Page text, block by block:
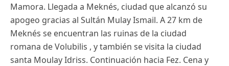
Mamora. Llegada a Meknés, ciudad que alcanzó su
apogeo gracias al Sultán Mulay Ismail. A 27 km de
Meknés se encuentran las ruinas de la ciudad
romana de Volubilis , y también se visita la ciudad
santa Moulay Idriss. Continuación hacia Fez. Cena y